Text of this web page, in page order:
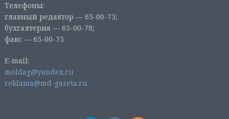
Телефоны:
главный редактор — 65-00-75;
бухгалтерия — 65-00-78;
факс — 65-00-75
E-mail:
moldag@yandex.ru
reklama@md-gazeta.ru